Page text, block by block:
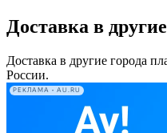
Доставка в
Доставка в другие города
России.
РЕКЛАМА • AU.RU